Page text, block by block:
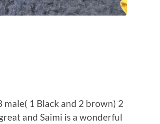
male( 1 Black and 2 brown) 2
and Saimi is a wonderful